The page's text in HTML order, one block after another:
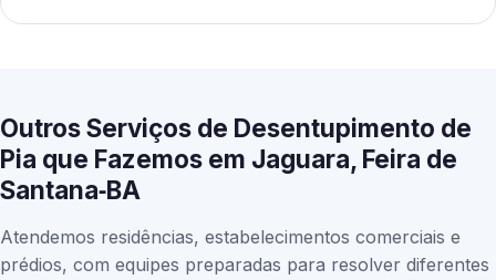
Outros Serviços de Desentupimento de
Pia que Fazemos em Jaguara, Feira de
Santana‑BA
Atendemos residências, estabelecimentos comerciais e
prédios, com equipes preparadas para resolver diferentes